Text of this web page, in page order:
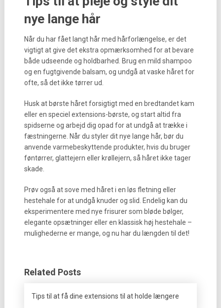
nye lange hår
Når du har fået langt hår med hårforlængelse, er det
vigtigt at give det ekstra opmærksomhed for at bevare
både udseende og holdbarhed. Brug en mild shampoo
og en fugtgivende balsam, og undgå at vaske håret for
ofte, så det ikke tørrer ud.
Husk at børste håret forsigtigt med en bredtandet kam
eller en speciel extensions-børste, og start altid fra
spidserne og arbejd dig opad for at undgå at trække i
fæstningerne. Når du styler dit nye lange hår, bør du
anvende varmebeskyttende produkter, hvis du bruger
føntørrer, glattejern eller krøllejern, så håret ikke tager
skade.
Prøv også at sove med håret i en løs fletning eller
hestehale for at undgå knuder og slid. Endelig kan du
eksperimentere med nye frisurer som bløde bølger,
elegante opsætninger eller en klassisk høj hestehale –
mulighederne er mange, og nu har du længden til det!
Related Posts
Tips til at få dine extensions til at holde længere